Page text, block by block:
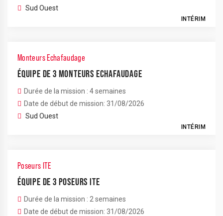
Sud Ouest
INTÉRIM
Monteurs Echafaudage
ÉQUIPE DE 3 MONTEURS ECHAFAUDAGE
Durée de la mission : 4 semaines
Date de début de mission: 31/08/2026
Sud Ouest
INTÉRIM
Poseurs ITE
ÉQUIPE DE 3 POSEURS ITE
Durée de la mission : 2 semaines
Date de début de mission: 31/08/2026